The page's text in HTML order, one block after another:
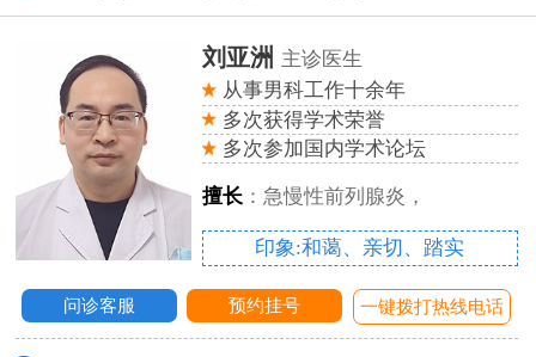
刘亚洲 主诊医生
从事男科工作十余年
多次获得学术荣誉
多次参加国内学术论坛
擅长：急慢性前列腺炎，
印象:和蔼、亲切、踏实
问诊客服 预约挂号 一键拨打热线电话